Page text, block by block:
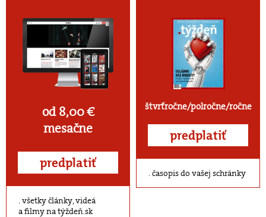
od 8,00 €
mesačne
predplatiť
všetky články, videá
a filmy na týždeň.sk
štvrťročne/polročne/ročne
predplatiť
časopis do vašej schránky